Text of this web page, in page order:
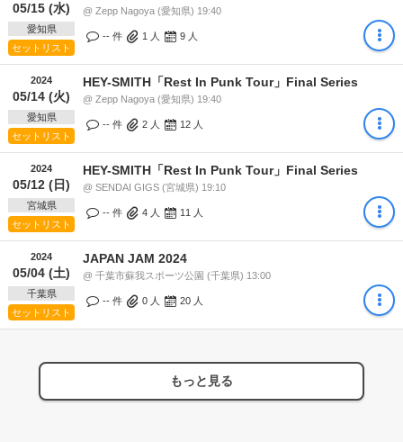
05/15 (水)
愛知県
セットリスト
@ Zepp Nagoya (愛知県) 19:40
-- 件 1 人 9 人
2024
05/14 (火)
愛知県
セットリスト
HEY-SMITH「Rest In Punk Tour」Final Series
@ Zepp Nagoya (愛知県) 19:40
-- 件 2 人 12 人
2024
05/12 (日)
宮城県
セットリスト
HEY-SMITH「Rest In Punk Tour」Final Series
@ SENDAI GIGS (宮城県) 19:10
-- 件 4 人 11 人
2024
05/04 (土)
千葉県
セットリスト
JAPAN JAM 2024
@ 千葉市蘇我スポーツ公園 (千葉県) 13:00
-- 件 0 人 20 人
もっと見る